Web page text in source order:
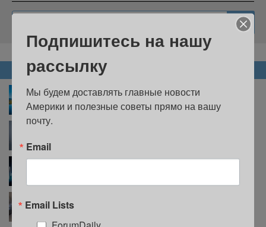
В Нью-Джерси пройдет фестиваль воздушных
шаров: это зрелище стоит увидеть хотя бы раз в
жизни
Три нью-йоркские больницы – среди лучших в
США
Подпишитесь на нашу
рассылку
Мы будем доставлять главные новости
Америки и полезные советы прямо на вашу
почту.
Email
Email Lists